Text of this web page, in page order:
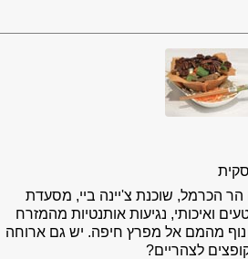
הכרמל, שוכנת צ'יינה ביי, מסעדת
ואיכותי, נגיעות אותנטיות מהמזרח
נוף מהמם אל מפרץ חיפה. יש גם ארוחה
לצהריים?